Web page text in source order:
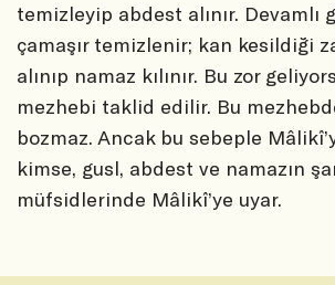
temizleyip abdest alınır. Devamlı
çamaşır temizlenir; kan kesildiği
alınıp namaz kılınır. Bu zor
mezhebi taklid edilir. Bu
bozmaz. Ancak bu sebeple
kimse, gusl, abdest ve namazın
müfsidlerinde Mâlikî’ye uyar.